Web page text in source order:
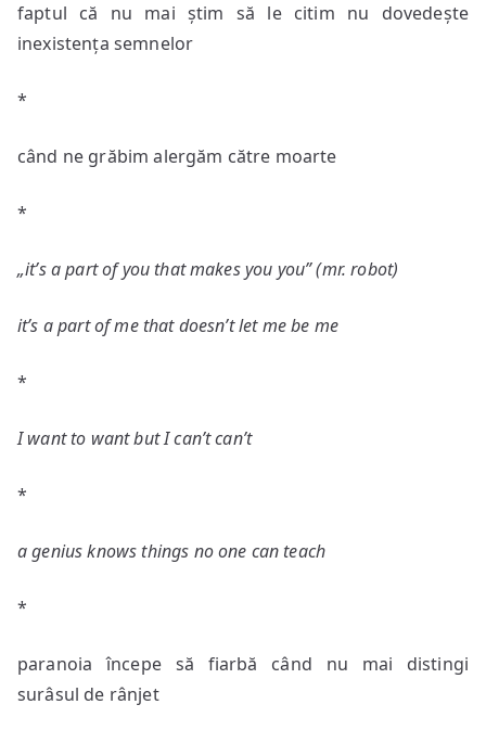
faptul că nu mai știm să le citim nu dovedește
inexistența semnelor
*
când ne grăbim alergăm către moarte
*
„it’s a part of you that makes you you” (mr. robot)
it’s a part of me that doesn’t let me be me
*
I want to want but I can’t can’t
*
a genius knows things no one can teach
*
paranoia începe să fiarbă când nu mai distingi
surâsul de rânjet